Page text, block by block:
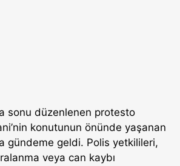
sonu düzenlenen protesto
konutunun önünde yaşanan
gündeme geldi. Polis yetkilileri,
veya can kaybı